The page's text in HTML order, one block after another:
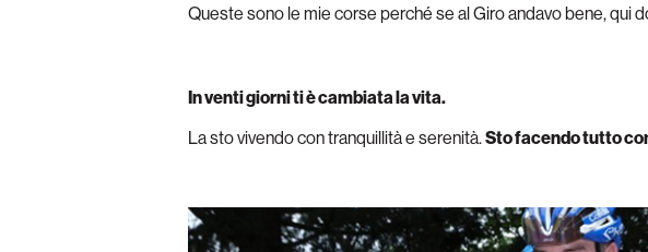
Queste sono le mie corse perché se al Giro andavo bene, qui
In venti giorni ti è cambiata la vita.
La sto vivendo con tranquillità e serenità.Sto facendo tutto